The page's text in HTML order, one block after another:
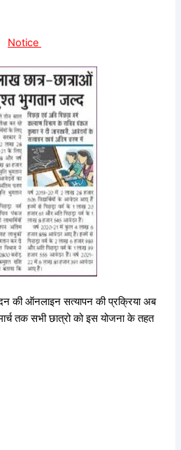
Notice
की ऑनलाइन सत्यापन की प्रक्रिया अब
तक सभी छात्रो को इस योजना के तहत